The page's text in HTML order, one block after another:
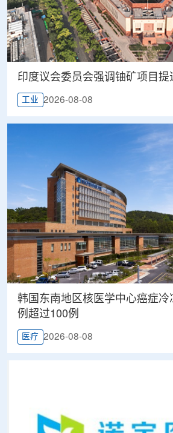
印度议会委员会强调铀矿项目提
工业 2026-08-08
韩国东南地区核医学中心癌症冷
例超过100例
医疗 2026-08-08